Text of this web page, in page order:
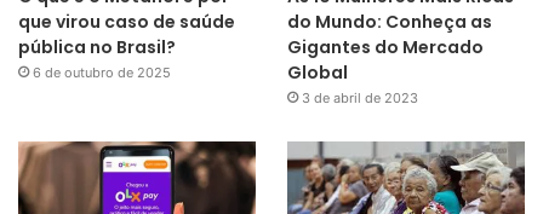
que virou caso de saúde
pública no Brasil?
6 de outubro de 2025
do Mundo: Conheça as
Gigantes do Mercado
Global
3 de abril de 2023